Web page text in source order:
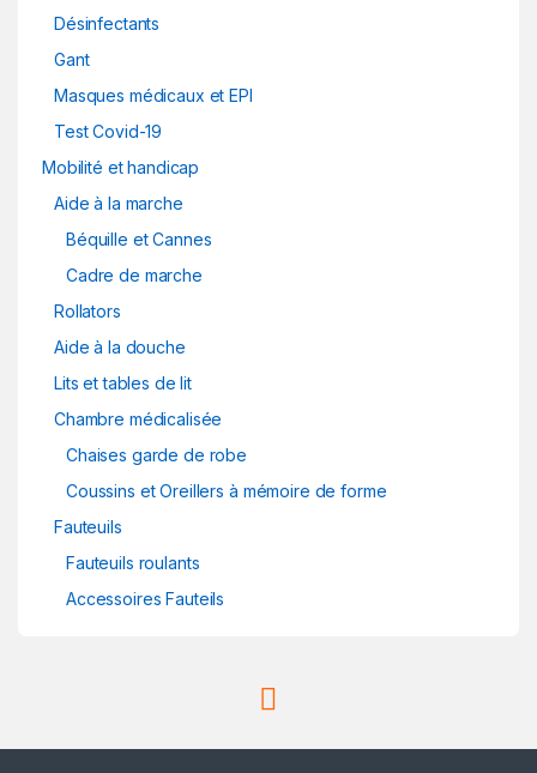
Désinfectants
Gant
Masques médicaux et EPI
Test Covid-19
Mobilité et handicap
Aide à la marche
Béquille et Cannes
Cadre de marche
Rollators
Aide à la douche
Lits et tables de lit
Chambre médicalisée
Chaises garde de robe
Coussins et Oreillers à mémoire de forme
Fauteuils
Fauteuils roulants
Accessoires Fauteils